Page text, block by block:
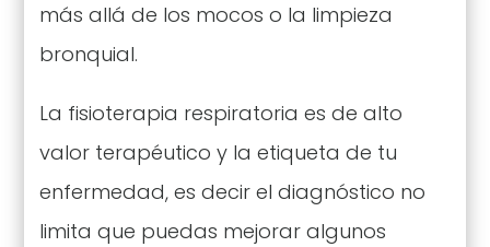
más allá de los mocos o la limpieza
bronquial.
La fisioterapia respiratoria es de alto
valor terapéutico y la etiqueta de tu
enfermedad, es decir el diagnóstico no
limita que puedas mejorar algunos